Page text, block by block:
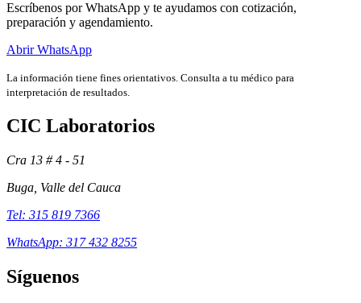
Exámenes
Escríbenos por WhatsApp y te ayudamos con cotización,
preparación y agendamiento.
Abrir WhatsApp
La información tiene fines orientativos. Consulta a tu médico para
interpretación de resultados.
CIC Laboratorios
Cra 13 # 4 - 51
Buga, Valle del Cauca
Tel: 315 819 7366
WhatsApp: 317 432 8255
Síguenos